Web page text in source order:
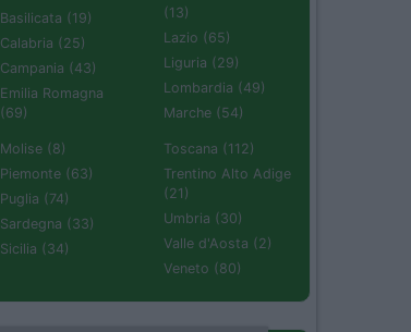
Basilicata (19)
Calabria (25)
Campania (43)
Emilia Romagna
(69)
(13)
Lazio (65)
Liguria (29)
Lombardia (49)
Marche (54)
Molise (8)
Piemonte (63)
Puglia (74)
Sardegna (33)
Sicilia (34)
Toscana (112)
Trentino Alto Adige
(21)
Umbria (30)
Valle d'Aosta (2)
Veneto (80)